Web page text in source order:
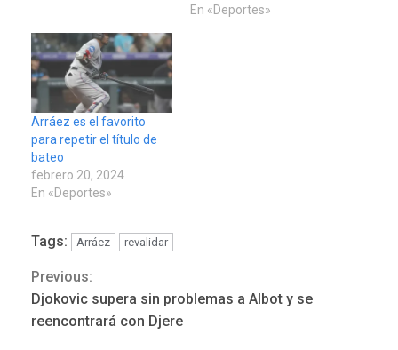
En «Deportes»
Arráez es el favorito
para repetir el título de
bateo
febrero 20, 2024
En «Deportes»
Tags: Arráez revalidar
Continue
Reading
Previous:
Djokovic supera sin problemas a Albot y se
reencontrará con Djere
La FIFA se «disculpa» por